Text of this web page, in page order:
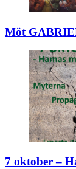
Möt
7 oktober –